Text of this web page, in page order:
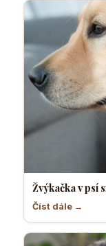
Žvýkačka v psí
Číst dále →